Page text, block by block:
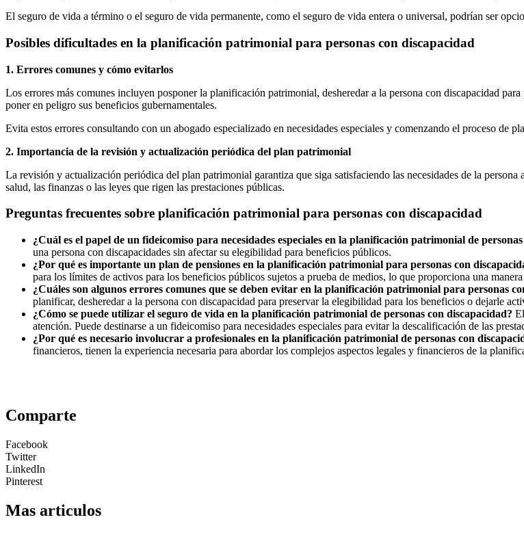
El seguro de vida a término o el seguro de vida permanente, como el seguro de vida entera o universal, podrían ser
Posibles dificultades en la planificación patrimonial para personas con discapacidad
1. Errores comunes y cómo evitarlos
Los errores más comunes incluyen posponer la planificación patrimonial, desheredar a la persona con discapacidad
poner en peligro sus beneficios gubernamentales.
Evita estos errores consultando con un abogado especializado en necesidades especiales y comenzando el proceso de
2. Importancia de la revisión y actualización periódica del plan patrimonial
La revisión y actualización periódica del plan patrimonial garantiza que siga satisfaciendo las necesidades de la
salud, las finanzas o las leyes que rigen las prestaciones públicas.
Preguntas frecuentes sobre planificación patrimonial para personas con discapacidad
¿Cuál es el papel de un fideicomiso para necesidades especiales en la planificación patrimonial de
una persona con discapacidades sin afectar su elegibilidad para beneficios públicos.
¿Por qué es importante un plan de pensiones en la planificación patrimonial para personas con
para los límites de activos para los beneficios públicos sujetos a prueba de medios, lo que proporciona una
¿Cuáles son algunos errores comunes que se deben evitar en la planificación patrimonial para personas
planificar, desheredar a la persona con discapacidad para preservar la elegibilidad para los beneficios o dejarle
¿Cómo se puede utilizar el seguro de vida en la planificación patrimonial de personas con discapacidad?
atención. Puede destinarse a un fideicomiso para necesidades especiales para evitar la descalificación de las
¿Por qué es necesario involucrar a profesionales en la planificación patrimonial de personas con
financieros, tienen la experiencia necesaria para abordar los complejos aspectos legales y financieros de la
Comparte
Facebook
Twitter
LinkedIn
Pinterest
Mas articulos